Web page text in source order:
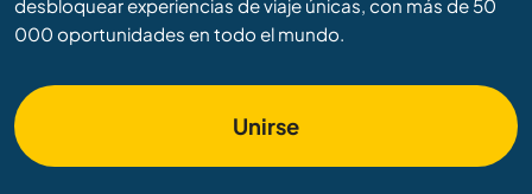
desbloquear experiencias de viaje únicas, con más de 50
000 oportunidades en todo el mundo.
Unirse